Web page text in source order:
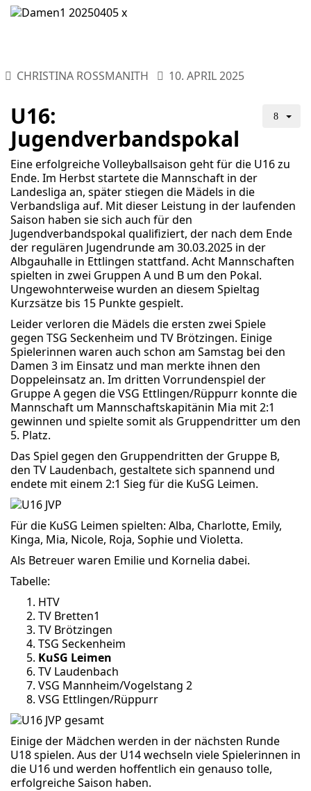
CHRISTINA ROSSMANITH 10. APRIL 2025
U16:
Jugendverbandspokal
Eine erfolgreiche Volleyballsaison geht für die U16 zu
Ende. Im Herbst startete die Mannschaft in der
Landesliga an, später stiegen die Mädels in die
Verbandsliga auf. Mit dieser Leistung in der laufenden
Saison haben sie sich auch für den
Jugendverbandspokal qualifiziert, der nach dem Ende
der regulären Jugendrunde am 30.03.2025 in der
Albgauhalle in Ettlingen stattfand. Acht Mannschaften
spielten in zwei Gruppen A und B um den Pokal.
Ungewohnterweise wurden an diesem Spieltag
Kurzsätze bis 15 Punkte gespielt.
Leider verloren die Mädels die ersten zwei Spiele
gegen TSG Seckenheim und TV Brötzingen. Einige
Spielerinnen waren auch schon am Samstag bei den
Damen 3 im Einsatz und man merkte ihnen den
Doppeleinsatz an. Im dritten Vorrundenspiel der
Gruppe A gegen die VSG Ettlingen/Rüppurr konnte die
Mannschaft um Mannschaftskapitänin Mia mit 2:1
gewinnen und spielte somit als Gruppendritter um den
5. Platz.
Das Spiel gegen den Gruppendritten der Gruppe B,
den TV Laudenbach, gestaltete sich spannend und
endete mit einem 2:1 Sieg für die KuSG Leimen.
Für die KuSG Leimen spielten: Alba, Charlotte, Emily,
Kinga, Mia, Nicole, Roja, Sophie und Violetta.
Als Betreuer waren Emilie und Kornelia dabei.
Tabelle:
HTV
TV Bretten1
TV Brötzingen
TSG Seckenheim
KuSG Leimen
TV Laudenbach
VSG Mannheim/Vogelstang 2
VSG Ettlingen/Rüppurr
Einige der Mädchen werden in der nächsten Runde
U18 spielen. Aus der U14 wechseln viele Spielerinnen in
die U16 und werden hoffentlich ein genauso tolle,
erfolgreiche Saison haben.